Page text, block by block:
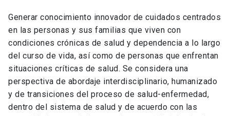
Generar conocimiento innovador de cuidados centrados
en las personas y sus familias que viven con
condiciones crónicas de salud y dependencia a lo largo
del curso de vida, así como de personas que enfrentan
situaciones críticas de salud. Se considera una
perspectiva de abordaje interdisciplinario, humanizado
y de transiciones del proceso de salud-enfermedad,
dentro del sistema de salud y de acuerdo con las